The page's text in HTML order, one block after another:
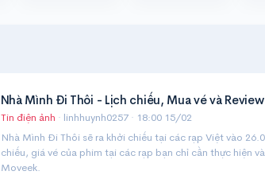
Nhà Mình Đi Thôi - Lịch chiếu, Mua vé và
Tin điện ảnh · linhhuynh0257 · 18:00 15/02
Nhà Mình Đi Thôi sẽ ra khởi chiếu tại các rạp Việt vào
chiếu, giá vé của phim tại các rạp bạn chỉ cần thực hiện
Moveek.